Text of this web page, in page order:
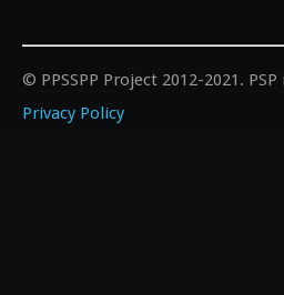
© PPSSPP Project 2012-2021.
Privacy Policy